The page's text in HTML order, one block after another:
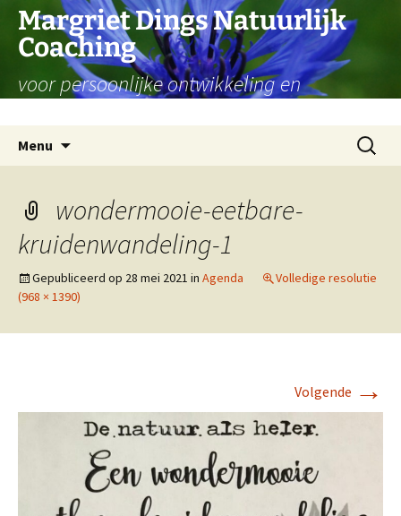
naarMargriet Dings Natuurlijk
Coaching
voor persoonlijke ontwikkeling en
Menu
Zoeken
naar:
wondermooie-eetbare-
kruidenwandeling-1
Gepubliceerd op 28 mei 2021 in Agenda
Volledige resolutie
(968 × 1390)
Volgende →